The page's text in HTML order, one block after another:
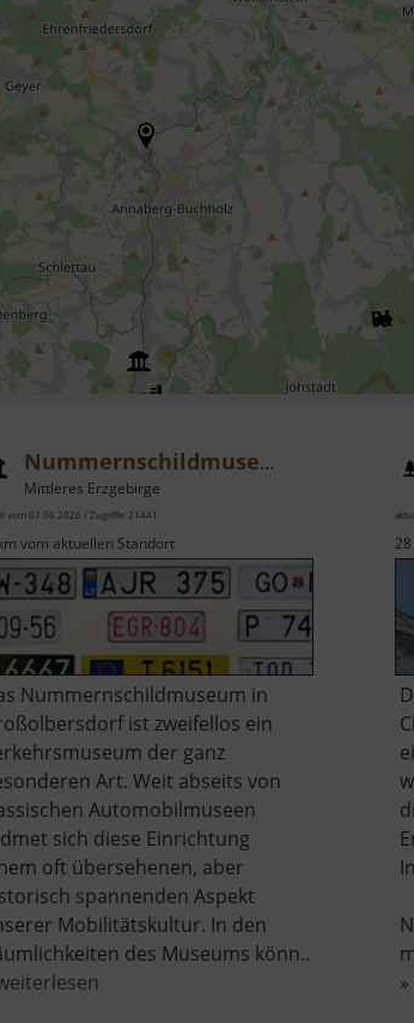
Nummernschildmuseum
Mittleres Erzgebirge
vom 07.06.2026 / Zugriffe: 21441
vom aktuellen Standort
Nummernschildmuseum in
ist zweifellos ein
der ganz
Art. Weit abseits von
Automobilmuseen
sich diese Einrichtung
oft übersehenen, aber
spannenden Aspekt
Mobilitätskultur. In den
des Museums könn..
»